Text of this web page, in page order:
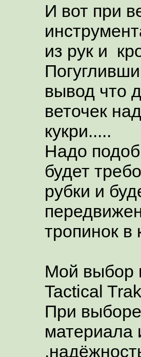
И вот при
из рук и
вывод что
веточек
кукри.....
Надо
будет
рубки и
тропинок
Мой выбор
Tactical
При
материала